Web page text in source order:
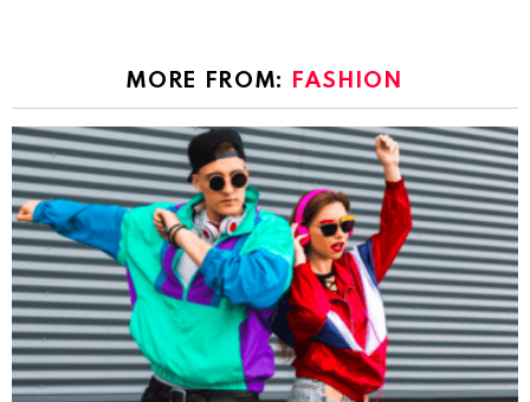
MORE FROM: FASHION